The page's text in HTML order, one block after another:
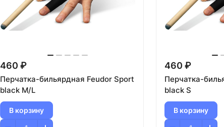
460 ₽
Перчатка-бильярдная Feudor Sport
black M/L
В корзину
460 ₽
Перчатка-
black S
В корзину